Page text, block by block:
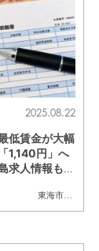
東海市大府市
2025.08.22
低賃金が大幅
1,140円」へ
求人情報もチ